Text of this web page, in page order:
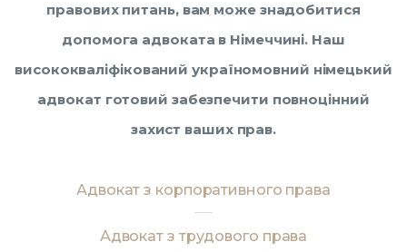
правових питань, вам може знадобитися
допомога адвоката в Німеччині. Наш
висококваліфікований україномовний німецький
адвокат готовий забезпечити повноцінний
захист ваших прав.
Адвокат з корпоративного права
Адвокат з трудового права